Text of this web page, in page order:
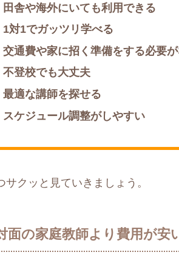
田舎や海外にいても利用できる
1対1でガッツリ学べる
交通費や家に招く準備をする必要
不登校でも大丈夫
最適な講師を探せる
スケジュール調整がしやすい
サクッと見ていきましょう。
面の家庭教師より費用が安